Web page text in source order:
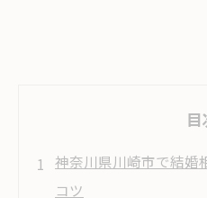
目
神奈川県川崎市で結婚
コツ